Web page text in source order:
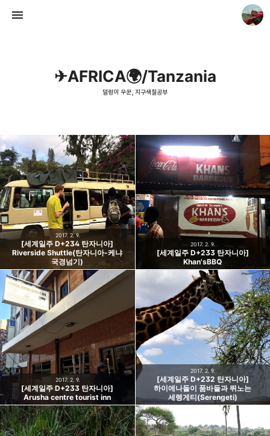
✈AFRICA🌍/Tanzania
덜렁이 우꾼, 지구색칠공부
[세계일주 D+234 탄자니아]
Riverside Shuttle(탄자니아-케냐
국경넘기)
2017. 2. 9.
[세계일주 D+233 탄자니아]
Khan'sBBQ
2017. 2. 9.
[세계일주 D+233 탄자니아]
Arusha centre tourist inn
2017. 2. 9.
[세계일주 D+232 탄자니아]
하이에나들이 품바들과 뛰노는
세렝게티(Serengeti)
2017. 2. 9.
덜렁이 우꾼, 지구색칠공부
우꾼